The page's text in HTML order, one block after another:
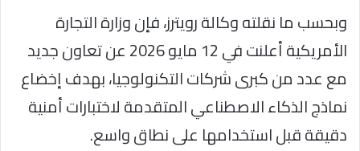
وبحسب ما نقلته وكالة رويترز، فإن وزارة التجارة
الأمريكية أعلنت في 12 مايو 2026 عن تعاون جديد
مع عدد من كبرى شركات التكنولوجيا، بهدف إخضاع
نماذج الذكاء الاصطناعي المتقدمة لاختبارات أمنية
دقيقة قبل استخدامها على نطاق واسع.